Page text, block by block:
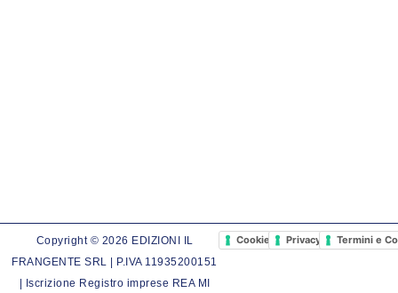
Copyright © 2026 EDIZIONI IL
FRANGENTE SRL | P.IVA 11935200151
| Iscrizione Registro imprese REA MI
Cookie PolicyPrivacy PolicyTermini e